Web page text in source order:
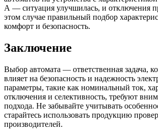
А — ситуация улучшилась, и отключения
этом случае правильный подбор
комфорт и безопасность.
Заключение
Выбор автомата — ответственная задача,
влияет на безопасность и надежность
параметры, такие как номинальный ток,
отключения и селективность, требуют
подхода. Не забывайте учитывать
старайтесь использовать продукцию
производителей.